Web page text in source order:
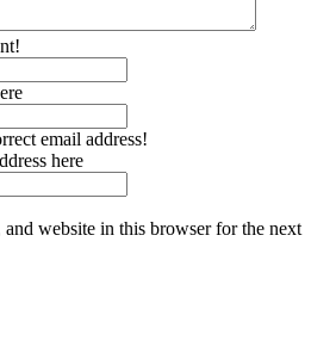
email address!
here
and website in this browser for the next